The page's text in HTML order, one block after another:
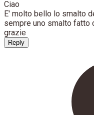
Ciao
E' molto bello lo smalto
sempre uno smalto fatto
grazie
Reply